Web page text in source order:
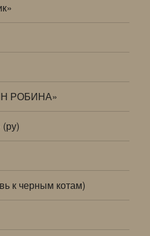
РОБИНА»
к черным котам)